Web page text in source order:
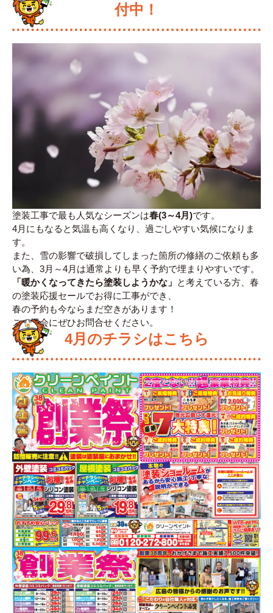
付中！
塗装工事で最も人気なシーズンは春(3～4月)です。
4月にもなると気温も高くなり、過ごしやすい気候になりま
す。
また、雪の影響で破損してしまった箇所の修繕のご依頼も多
い為、3月～4月は通常よりも早く予約で埋まりやすいです。
「暖かくなってきたら塗装しようかな」 と考えている方、春
の塗装応援セールでお得に工事ができ、
春の予約も今ならまだ空きがあります！
この機会にぜひお問合せください。
4月のチラシはこちら